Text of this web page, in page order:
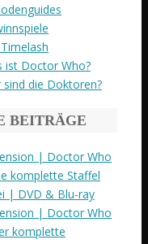
ist Doctor Who?
sind die Doktoren?
BEITRÄGE
| Doctor Who
komplette Staffel
| DVD & Blu-ray
| Doctor Who
komplette